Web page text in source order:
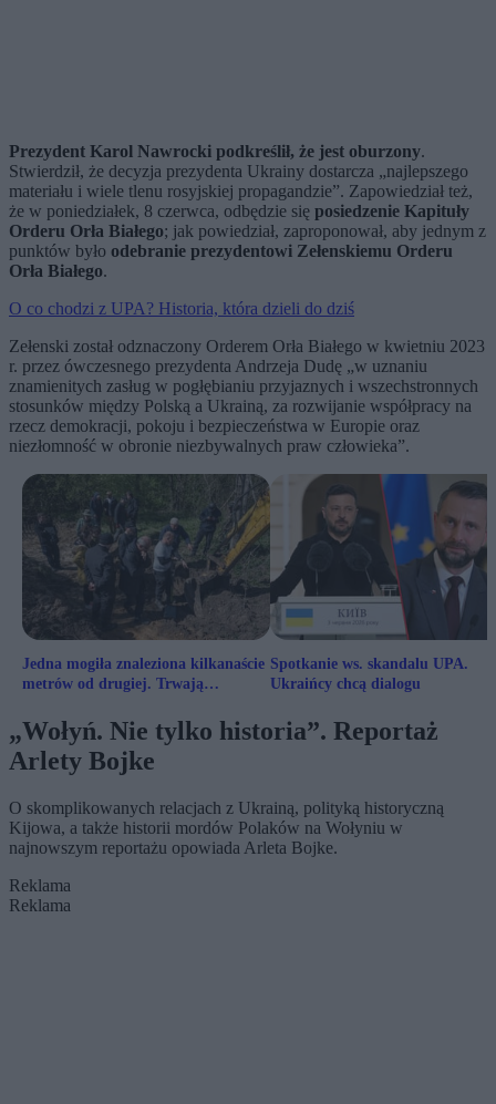
Prezydent Karol Nawrocki podkreślił, że jest oburzony.
Stwierdził, że decyzja prezydenta Ukrainy dostarcza „najlepszego
materiału i wiele tlenu rosyjskiej propagandzie”. Zapowiedział też,
że w poniedziałek, 8 czerwca, odbędzie się posiedzenie Kapituły
Orderu Orła Białego; jak powiedział, zaproponował, aby jednym z
punktów było odebranie prezydentowi Zełenskiemu Orderu
Orła Białego.
O co chodzi z UPA? Historia, która dzieli do dziś
Zełenski został odznaczony Orderem Orła Białego w kwietniu 2023
r. przez ówczesnego prezydenta Andrzeja Dudę „w uznaniu
znamienitych zasług w pogłębianiu przyjaznych i wszechstronnych
stosunków między Polską a Ukrainą, za rozwijanie współpracy na
rzecz demokracji, pokoju i bezpieczeństwa w Europie oraz
niezłomność w obronie niezbywalnych praw człowieka”.
Jedna mogiła znaleziona kilkanaście
metrów od drugiej. Trwają
Spotkanie ws. skandalu UPA.
Ukraińcy chcą dialogu
„Wołyń. Nie tylko historia”. Reportaż
Arlety Bojke
O skomplikowanych relacjach z Ukrainą, polityką historyczną
Kijowa, a także historii mordów Polaków na Wołyniu w
najnowszym reportażu opowiada Arleta Bojke.
Reklama
Reklama